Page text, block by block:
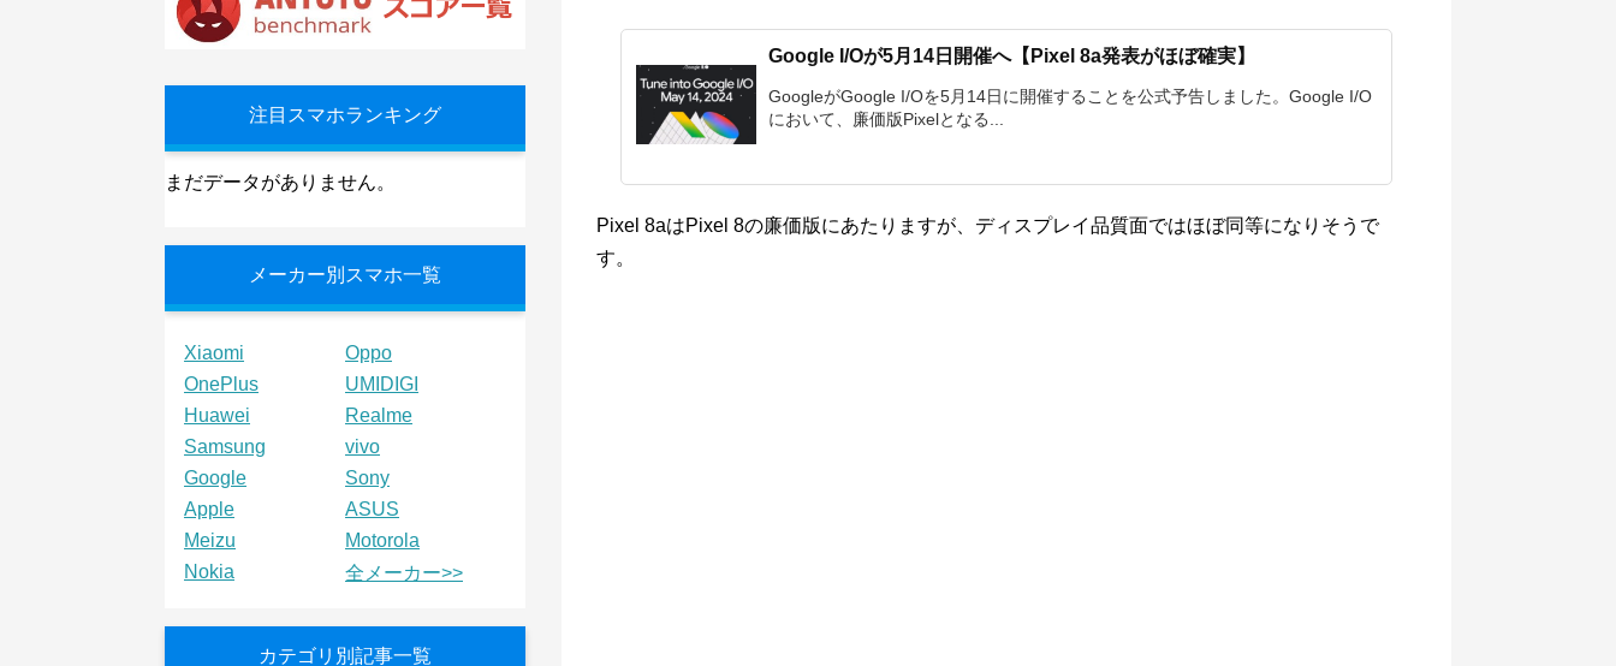
Google I/Oが5月14日開催へ【Pixel 8a発表がほぼ確実】
GoogleがGoogle I/Oを5月14日に開催することを公式予告しました。Google I/O
において、廉価版Pixelとなる...
Pixel 8aはPixel 8の廉価版にあたりますが、ディスプレイ品質面ではほぼ同等になりそうで
す。
注目スマホランキング
まだデータがありません。
メーカー別スマホ一覧
Xiaomi
Oppo
OnePlus
UMIDIGI
Huawei
Realme
Samsung
vivo
Google
Sony
Apple
ASUS
Meizu
Motorola
Nokia
全メーカー>>
カテゴリ別記事一覧